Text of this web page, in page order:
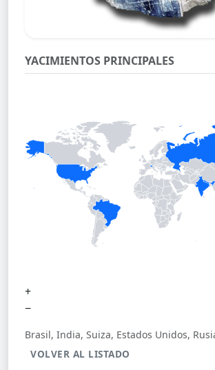
YACIMIENTOS PRINCIPALES
+
−
Brasil, India, Suiza, Estados Unidos,
VOLVER AL LISTADO